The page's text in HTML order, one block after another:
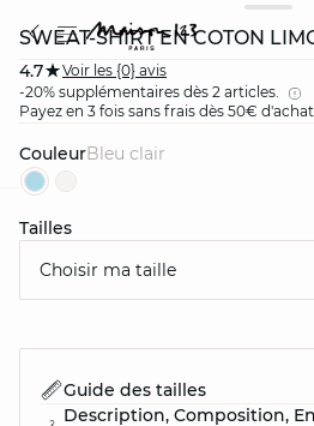
SWEAT-SHIRT EN COTON
4.7
Voir les {0} avis
-20% supplémentaires dès 2 articles.
Payez en 3 fois sans frais dès 50€
Couleur bleu clair
Tailles
Choisir ma taille
Guide des tailles
Description, Composition,